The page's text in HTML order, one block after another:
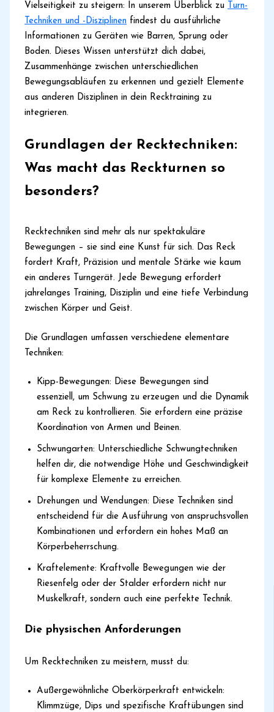
Vielseitigkeit zu steigern: In unserem Überblick zu
Turn-
Techniken und -Disziplinen findest du ausführliche
Informationen zu Geräten wie Barren, Sprung oder
Boden. Dieses Wissen unterstützt dich dabei,
Zusammenhänge zwischen unterschiedlichen
Bewegungsabläufen zu erkennen und gezielt Elemente
aus anderen Disziplinen in dein Recktraining zu
integrieren.
Grundlagen der Recktechniken:
Was macht das Reckturnen so
besonders?
Recktechniken sind mehr als nur spektakuläre
Bewegungen – sie sind eine Kunst für sich. Das Reck
fordert Kraft, Präzision und mentale Stärke wie kaum
ein anderes Turngerät. Jede Bewegung erfordert
jahrelanges Training, Disziplin und eine tiefe Verbindung
zwischen Körper und Geist.
Die Grundlagen umfassen verschiedene elementare
Techniken:
Kipp-Bewegungen: Diese Bewegungen sind
essenziell, um Schwung zu erzeugen und die Dynamik
am Reck zu kontrollieren. Sie erfordern eine präzise
Koordination von Armen und Beinen.
Schwungarten: Unterschiedliche Schwungtechniken
helfen dir, die notwendige Höhe und Geschwindigkeit
für komplexe Elemente zu erreichen.
Drehungen und Wendungen: Diese Techniken sind
entscheidend für die Ausführung von anspruchsvollen
Kombinationen und erfordern ein hohes Maß an
Körperbeherrschung.
Kraftelemente: Kraftvolle Bewegungen wie der
Riesenfelg oder der Stalder erfordern nicht nur
Muskelkraft, sondern auch eine perfekte Technik.
Die physischen Anforderungen
Um Recktechniken zu meistern, musst du:
Außergewöhnliche Oberkörperkraft entwickeln:
Klimmzüge, Dips und spezifische Kraftübungen sind